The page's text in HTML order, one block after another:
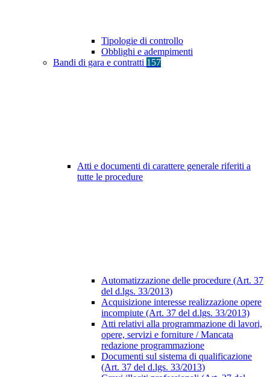
Tipologie di controllo
Obblighi e adempimenti
Bandi di gara e contratti 157
Atti e documenti di carattere generale riferiti a
tutte le procedure
Automatizzazione delle procedure (Art. 37
del d.lgs. 33/2013)
Acquisizione interesse realizzazione opere
incompiute (Art. 37 del d.lgs. 33/2013)
Atti relativi alla programmazione di lavori,
opere, servizi e forniture / Mancata
redazione programmazione
Documenti sul sistema di qualificazione
(Art. 37 del d.lgs. 33/2013)